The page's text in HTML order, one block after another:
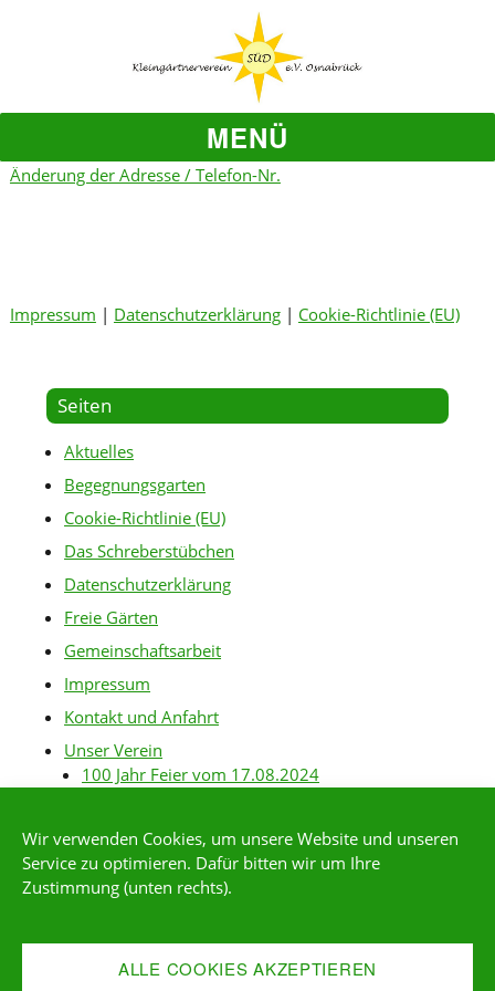
Wir verwenden Cookies, um unsere Website und unseren
Service zu optimieren. Dafür bitten wir um Ihre
Zustimmung (unten rechts).
ALLE COOKIES AKZEPTIEREN
MENÜ
Änderung der Adresse / Telefon-Nr.
Impressum | Datenschutzerklärung| Cookie-Richtlinie (EU)
Seiten
Aktuelles
Begegnungsgarten
Cookie-Richtlinie (EU)
Das Schreberstübchen
Datenschutzerklärung
Freie Gärten
Gemeinschaftsarbeit
Impressum
Kontakt und Anfahrt
Unser Verein
100 Jahr Feier vom 17.08.2024
Gartenanlagen
Gartenordnung
Kleingärtner*in werden
Mitgliederservice